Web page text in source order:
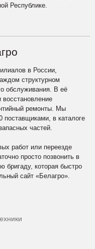
Республике.
в России,
структурном
обслуживания. В её
ремонты. Мы
в каталоге
частей.
работ или переезде
просто позвонить в
которая быстро
сайт «Белагро».